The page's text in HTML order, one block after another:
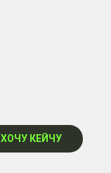
ХОЧУ КЕЙЧУ